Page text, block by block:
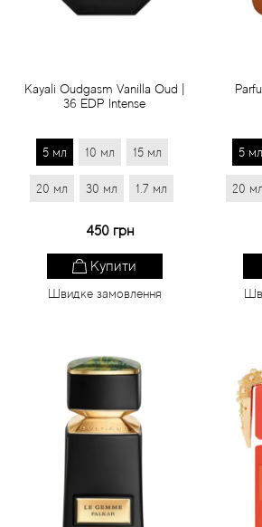
Kayali Oudgasm Vanilla Oud |
36 EDP Intense
5 мл 10 мл 15 мл
20 мл 30 мл 1.7 мл
450 грн
Купити
Швидке замовлення
5 мл
20 мл